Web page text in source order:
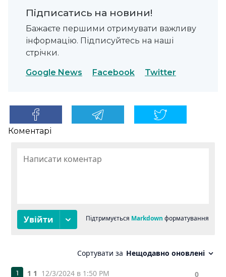
Підписатись на новини!
Бажаєте першими отримувати важливу
інформацію. Підписуйтесь на наші
стрічки.
Google News Facebook Twitter
Коментарі